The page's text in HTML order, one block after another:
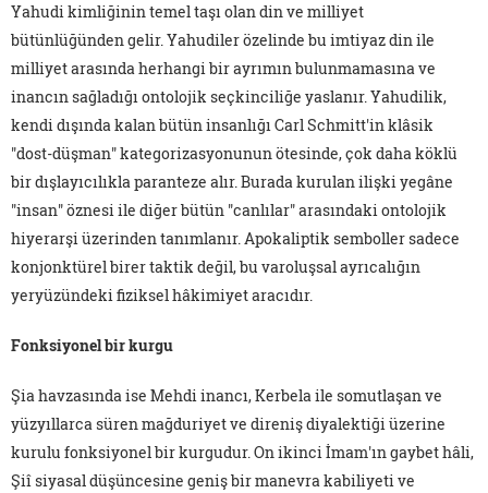
Yahudi kimliğinin temel taşı olan din ve milliyet
bütünlüğünden gelir. Yahudiler özelinde bu imtiyaz din ile
milliyet arasında herhangi bir ayrımın bulunmamasına ve
inancın sağladığı ontolojik seçkinciliğe yaslanır. Yahudilik,
kendi dışında kalan bütün insanlığı Carl Schmitt'in klâsik
"dost-düşman" kategorizasyonunun ötesinde, çok daha köklü
bir dışlayıcılıkla paranteze alır. Burada kurulan ilişki yegâne
"insan" öznesi ile diğer bütün "canlılar" arasındaki ontolojik
hiyerarşi üzerinden tanımlanır. Apokaliptik semboller sadece
konjonktürel birer taktik değil, bu varoluşsal ayrıcalığın
yeryüzündeki fiziksel hâkimiyet aracıdır.
Fonksiyonel bir kurgu
Şia havzasında ise Mehdi inancı, Kerbela ile somutlaşan ve
yüzyıllarca süren mağduriyet ve direniş diyalektiği üzerine
kurulu fonksiyonel bir kurgudur. On ikinci İmam'ın gaybet hâli,
Şiî siyasal düşüncesine geniş bir manevra kabiliyeti ve